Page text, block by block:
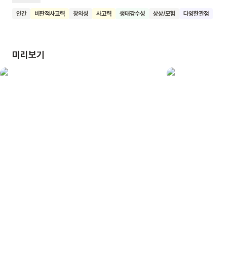
부모님 때문에 마음껏 놀지 못하는 용이의 모습도 보여줘요. 이
하죠. 이 책을 읽은 어린이들이 자연과 더 가까워지고, 상상력을
키우며, 일상 속 작은 것들의 소중함을 깨닫기를 기대해요.
인간 비판적사고력 창의성 사고력 생태감수성 상상/모험 다양한관점
미리보기